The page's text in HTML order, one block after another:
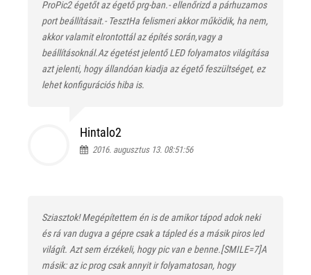
ProPic2 égetőt az égető prg-ban.- ellenőrizd a párhuzamos
port beállításait.- TesztHa felismeri akkor működik, ha nem,
akkor valamit elrontottál az építés során,vagy a
beállításoknál.Az égetést jelentő LED folyamatos világítása
azt jelenti, hogy állandóan kiadja az égető feszültséget, ez
lehet konfigurációs hiba is.
Hintalo2
2016. augusztus 13. 08:51:56
Sziasztok! Megépítettem én is de amikor tápod adok neki
és rá van dugva a gépre csak a tápled és a másik piros led
világít. Azt sem érzékeli, hogy pic van e benne.[SMILE=7]A
másik: az ic prog csak annyit ir folyamatosan, hogy